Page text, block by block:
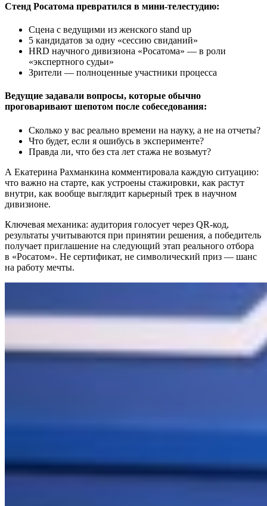
Стенд Росатома превратился в мини-телестудию:
Сцена с ведущими из женского stand up
5 кандидатов за одну «сессию свиданий»
HRD научного дивизиона «Росатома» — в роли
«экспертного судьи»
Зрители — полноценные участники процесса
Ведущие задавали вопросы, которые обычно
проговаривают шепотом после собеседования:
Сколько у вас реально времени на науку, а не на отчеты?
Что будет, если я ошибусь в эксперименте?
Правда ли, что без ста лет стажа не возьмут?
А Екатерина Рахманкина комментировала каждую ситуацию:
что важно на старте, как устроены стажировки, как растут
внутри, как вообще выглядит карьерный трек в научном
дивизионе.
Ключевая механика: аудитория голосует через QR-код,
результаты учитываются при принятии решения, а победитель
получает приглашение на следующий этап реального отбора
в «Росатом». Не сертификат, не символический приз — шанс
на работу мечты.